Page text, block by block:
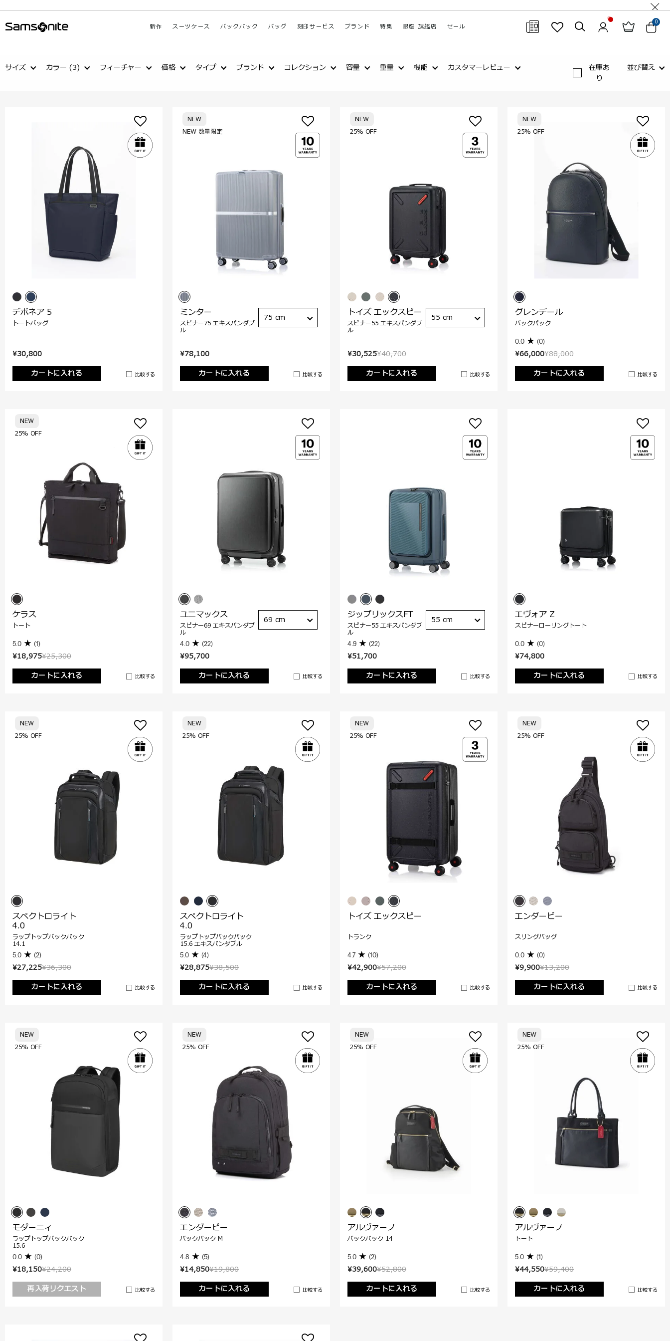
新作 スーツケース バックパック バッグ 刻印サービス ブランド 特集 銀座 旗艦店 セール
0
閉じる
サイズ カラー (3) フィーチャー 価格 タイプ ブランド コレクション 容量 重量 機能 カスタマーレビュー
在庫あ
り
並び替え
¥30,800
カートに入れる
比較する
デボネア 5
トートバッグ
¥78,100
カートに入れる
比較する
NEW 数量限定
NEW
ミンター
スピナー75 エキスパンダブ
ル
75 cm
¥40,700
¥30,525
カートに入れる
比較する
25% OFF
NEW
トイズ エックスピー
スピナー55 エキスパンダブ
ル
55 cm
¥88,000
¥66,000
カートに入れる
比較する
25% OFF
NEW
グレンデール
バックパック
0.0 (0)
¥25,300
¥18,975
カートに入れる
比較する
25% OFF
NEW
ケラス
トート
5.0 (1)
¥95,700
カートに入れる
比較する
ユニマックス
スピナー69 エキスパンダブ
ル
4.0 (22)
69 cm
¥51,700
カートに入れる
比較する
ジップリックスFT
スピナー55 エキスパンダブ
ル
4.9 (22)
55 cm
¥74,800
カートに入れる
比較する
エヴォア Z
スピナーローリングトート
0.0 (0)
¥36,300
¥27,225
カートに入れる
比較する
25% OFF
NEW
スペクトロライト
4.0
ラップトップバックパック
14.1
5.0 (2)
¥38,500
¥28,875
カートに入れる
比較する
25% OFF
NEW
スペクトロライト
4.0
ラップトップバックパック
15.6 エキスパンダブル
5.0 (4)
¥57,200
¥42,900
カートに入れる
比較する
25% OFF
NEW
トイズ エックスピー
トランク
4.7 (10)
¥13,200
¥9,900
カートに入れる
比較する
25% OFF
NEW
エンダービー
スリングバッグ
0.0 (0)
¥24,200
¥18,150
再入荷リクエスト
比較する
25% OFF
NEW
モダーニィ
ラップトップバックパック
15.6
0.0 (0)
¥19,800
¥14,850
カートに入れる
比較する
25% OFF
NEW
エンダービー
バックパック M
4.8 (5)
¥52,800
¥39,600
カートに入れる
比較する
25% OFF
NEW
アルヴァーノ
バックパック 14
5.0 (2)
¥59,400
¥44,550
カートに入れる
比較する
25% OFF
NEW
アルヴァーノ
トート
5.0 (1)